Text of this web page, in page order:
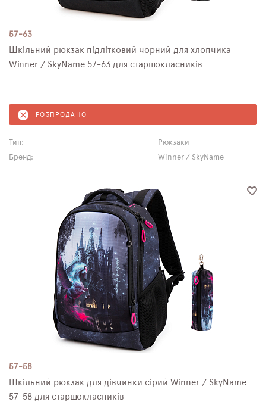
57-63
Шкільний рюкзак підлітковий чорний для хлопчика
Winner / SkyName 57-63 для старшокласників
РОЗПРОДАНО
Тип:
Рюкзаки
Бренд:
Winner / SkyName
57-58
Шкільний рюкзак для дівчинки сірий Winner / SkyNamе
57-58 для старшокласників